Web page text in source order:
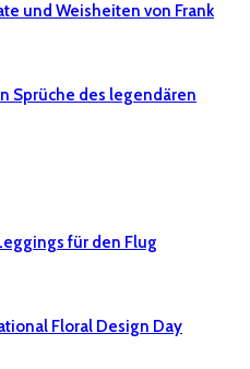
und Weisheiten von Frank
Sprüche des legendären
für den Flug
Floral Design Day